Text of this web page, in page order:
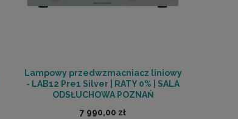
Lampowy przedwzmacniacz liniowy
- LAB12 Pre1 Silver | RATY 0% | SALA
ODSŁUCHOWA POZNAŃ
7 990,00 zł